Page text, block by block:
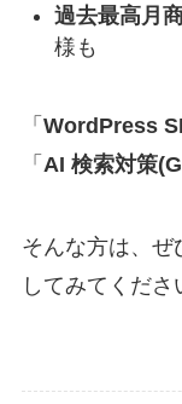
過去最高月
様も
「 WordPress
「 AI 検索対策
そんな方は、ぜ
してみてくださ